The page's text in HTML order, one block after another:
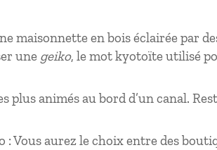
maisonnette en bois éclairée par
une geiko, le mot kyotoïte utilisé
plus animés au bord d’un canal.
Vous aurez le choix entre des